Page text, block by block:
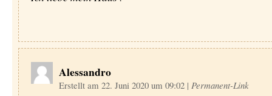
Alessandro
Erstellt am 22. Juni 2020 um 09:02 | Permanent-Link